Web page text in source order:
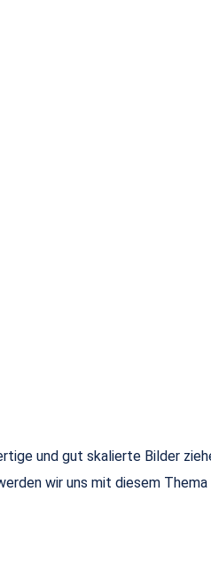
und gut skalierte Bilder
wir uns mit diesem Thema